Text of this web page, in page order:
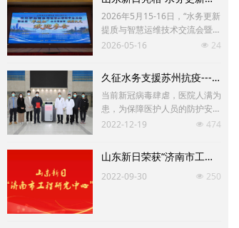
2026年5月15-16日，“水务更新
提质与智慧运维技术交流会暨首
届‘华城杯’水业贡献奖颁奖仪
电气设备有限公司作为协办单位
之一，参与本次行业盛会，与各
界专家共同探讨水务技术的创新
与应用。
넶 24
2026-05-16
久征水务支援苏州抗疫---向苏州科技城医院捐赠消杀设备
当前新冠病毒肆虐，医院人满为
患，为保障医护人员的防护安
全，近期苏州久征水务科技有限
征”智能消毒机。
넶 474
2022-12-19
山东新日荣获“济南市工程研究中心” 称号
넶 250
2022-09-30